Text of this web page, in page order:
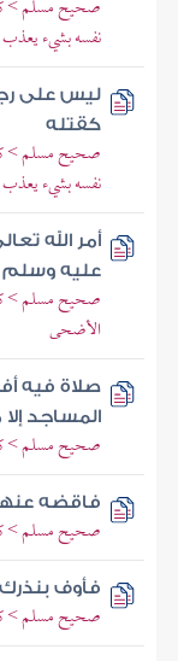
صحيح مسلم >
نفسه بشيء يعذب
ليس على
كقتله
صحيح مسلم >
نفسه بشيء يعذب
أمر الله
عليه
صحيح مسلم >
الأضحى
صلاة فيه
المساجد
صحيح مسلم >
فاقضه
صحيح مسلم >
فأوف بنذرك
صحيح مسلم >